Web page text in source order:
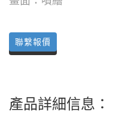
聯繫報價
產品詳細信息：